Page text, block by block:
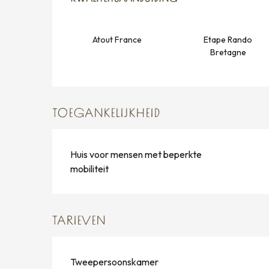
Atout France
Etape Rando
Bretagne
TOEGANKELIJKHEID
Huis voor mensen met beperkte
mobiliteit
TARIEVEN
Tweepersoonskamer